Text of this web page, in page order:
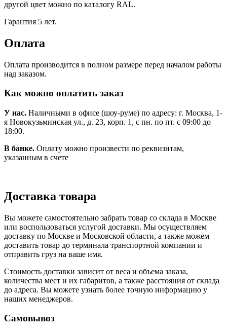
другой цвет можно по каталогу RAL.
Гарантия 5 лет.
Оплата
Оплата производится в полном размере перед началом работы
над заказом.
Как можно оплатить заказ
У нас. Наличными в офисе (шоу-руме) по адресу: г. Москва, 1-
я Новокузьминская ул., д. 23, корп. 1, с пн. по пт. с 09:00 до
18:00.
В банке. Оплату можно произвести по реквизитам,
указанным в счете
Доставка товара
Вы можете самостоятельно забрать товар со склада в Москве
или воспользоваться услугой доставки. Мы осуществляем
доставку по Москве и Московской области, а также можем
доставить товар до терминала транспортной компании и
отправить груз на ваше имя.
Стоимость доставки зависит от веса и объема заказа,
количества мест и их габаритов, а также расстояния от склада
до адреса. Вы можете узнать более точную информацию у
наших менеджеров.
Самовывоз